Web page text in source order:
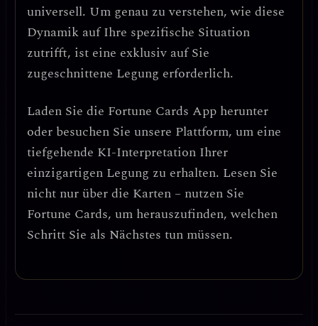
universell. Um genau zu verstehen, wie diese
Dynamik auf Ihre spezifische Situation
zutrifft, ist eine exklusiv auf Sie
zugeschnittene Legung erforderlich.
Laden Sie die Fortune Cards App herunter
oder besuchen Sie unsere Plattform, um eine
tiefgehende KI-Interpretation Ihrer
einzigartigen Legung zu erhalten. Lesen Sie
nicht nur über die Karten – nutzen Sie
Fortune Cards, um herauszufinden, welchen
Schritt Sie als Nächstes tun müssen.